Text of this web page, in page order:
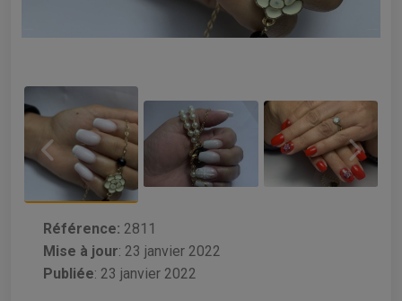
Référence: 2811
Mise à jour: 23 janvier 2022
Publiée: 23 janvier 2022